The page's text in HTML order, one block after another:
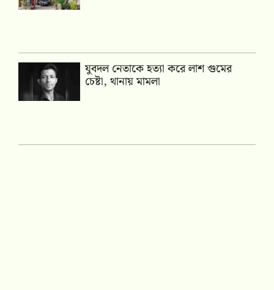
যুবদল নেতাকে হত্যা করে লাশ গুমের
চেষ্টা, থানায় মামলা